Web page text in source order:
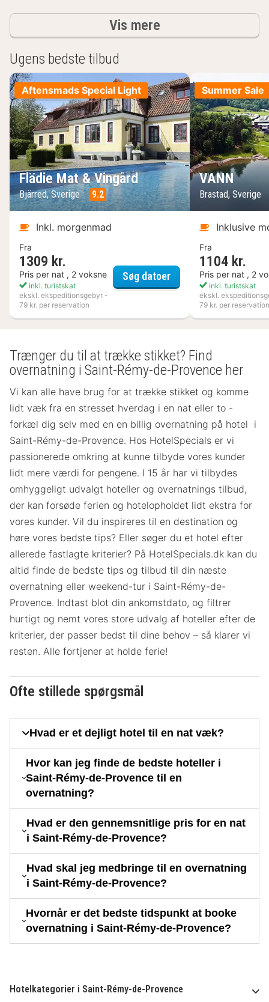
Vis mereresultater
Ugens bedste tilbud
Aftensmads Special Light
Flädie Mat & Vingård
Bjärred, Sverige 9.2
Inkl. morgenmad
Fra
1309 kr.
Pris per nat , 2 voksne
inkl. turistskat
ekskl. ekspeditionsgebyr -
79 kr. per reservation
Søg datoerFlädie Mat & Vingård
Summer Sale
VANN
Brastad, Sverige
Inklusive
Fra
1104 kr.
Pris per nat , 2
inkl. turistskat
ekskl.
79 kr. per reservation
Trænger du til at trække stikket? Find
overnatning i Saint-Rémy-de-Provence her
Vi kan alle have brug for at trække stikket og komme
lidt væk fra en stresset hverdag i en nat eller to -
forkæl dig selv med en en billig overnatning på hotel i
Saint-Rémy-de-Provence. Hos HotelSpecials er vi
passionerede omkring at kunne tilbyde vores kunder
lidt mere værdi for pengene. I 15 år har vi tilbydes
omhyggeligt udvalgt hoteller og overnatnings tilbud,
der kan forsøde ferien og hotelopholdet lidt ekstra for
vores kunder. Vil du inspireres til en destination og
høre vores bedste tips? Eller søger du et hotel efter
allerede fastlagte kriterier? På HotelSpecials.dk kan du
altid finde de bedste tips og tilbud til din næste
overnatning eller weekend-tur i Saint-Rémy-de-
Provence. Indtast blot din ankomstdato, og filtrer
hurtigt og nemt vores store udvalg af hoteller efter de
kriterier, der passer bedst til dine behov – så klarer vi
resten. Alle fortjener at holde ferie!
Ofte stillede spørgsmål
Hvad er et dejligt hotel til en nat væk?
Hvor kan jeg finde de bedste hoteller i
Saint-Rémy-de-Provence til en
overnatning?
Hvad er den gennemsnitlige pris for en nat
i Saint-Rémy-de-Provence?
Hvad skal jeg medbringe til en overnatning
i Saint-Rémy-de-Provence?
Hvornår er det bedste tidspunkt at booke
overnatning i Saint-Rémy-de-Provence?
Hotelkategorier i Saint-Rémy-de-Provence